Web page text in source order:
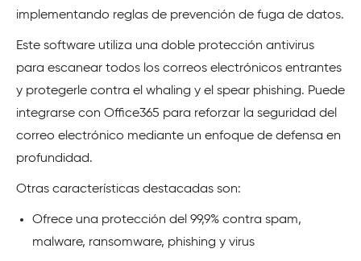
implementando reglas de prevención de fuga de datos.
Este software utiliza una doble protección antivirus
para escanear todos los correos electrónicos entrantes
y protegerle contra el whaling y el spear phishing. Puede
integrarse con Office365 para reforzar la seguridad del
correo electrónico mediante un enfoque de defensa en
profundidad.
Otras características destacadas son:
Ofrece una protección del 99,9% contra spam,
malware, ransomware, phishing y virus